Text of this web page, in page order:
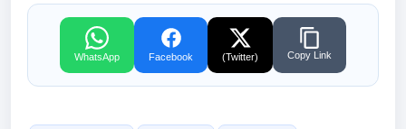
WhatsApp Facebook (Twitter) Copy Link